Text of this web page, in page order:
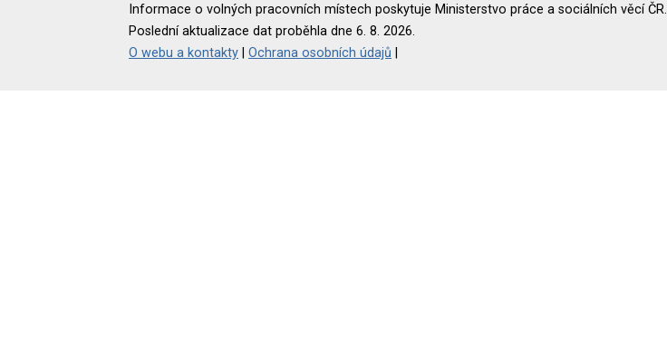
Informace o volných pracovních místech poskytuje Ministerstvo práce a sociálních věcí ČR.
Poslední aktualizace dat proběhla dne 6. 8. 2026.
O webu a kontakty
Ochrana osobních údajů